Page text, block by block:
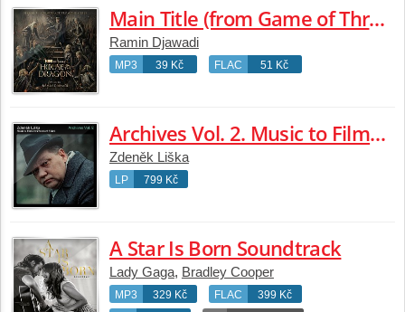
Main Title (from Game of Thrones) [from "House of the Dragon: Season 3"]
Ramin Djawadi
MP3 39 Kč FLAC 51 Kč
Archives Vol. 2. Music to Films by František Vláčil
Zdeněk Liška
LP 799 Kč
A Star Is Born Soundtrack
Lady Gaga, Bradley Cooper
MP3 329 Kč FLAC
399 Kč